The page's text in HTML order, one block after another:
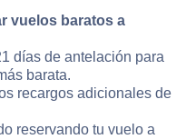
vuelos baratos a
días de antelación para
barata.
recargos adicionales de
reservando tu vuelo a